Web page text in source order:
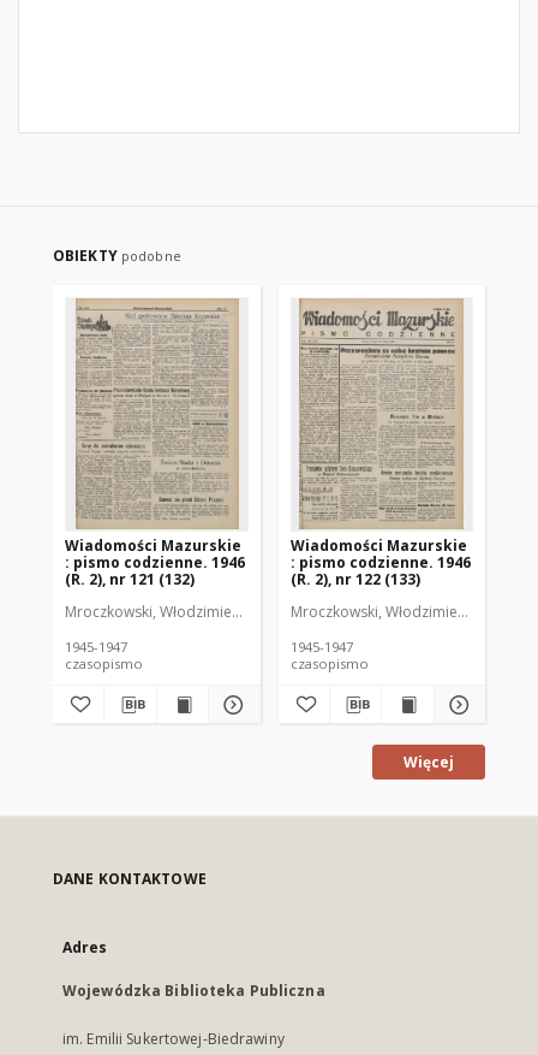
OBIEKTY podobne
Wiadomości Mazurskie
: pismo codzienne. 1946
(R. 2), nr 121 (132)
Mroczkowski, Włodzimierz (1902-1971). Redaktor
1945-1947
czasopismo
Wiadomości Mazurskie
: pismo codzienne. 1946
(R. 2), nr 122 (133)
Mroczkowski, Włodzimierz (1902-
1945-1947
czasopismo
Więcej
DANE KONTAKTOWE
Adres
Wojewódzka Biblioteka Publiczna
im. Emilii Sukertowej-Biedrawiny